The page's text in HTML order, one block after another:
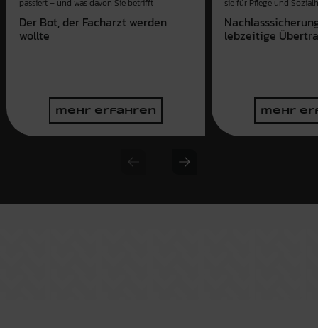
Der Bot, der Facharzt werden
wollte
mehr erfahren
lebzeitige
mehr
Previous slide
Next slide